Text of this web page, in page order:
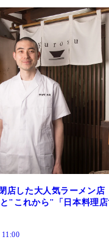
店した大人気ラーメン店
"これから"「日本料理店